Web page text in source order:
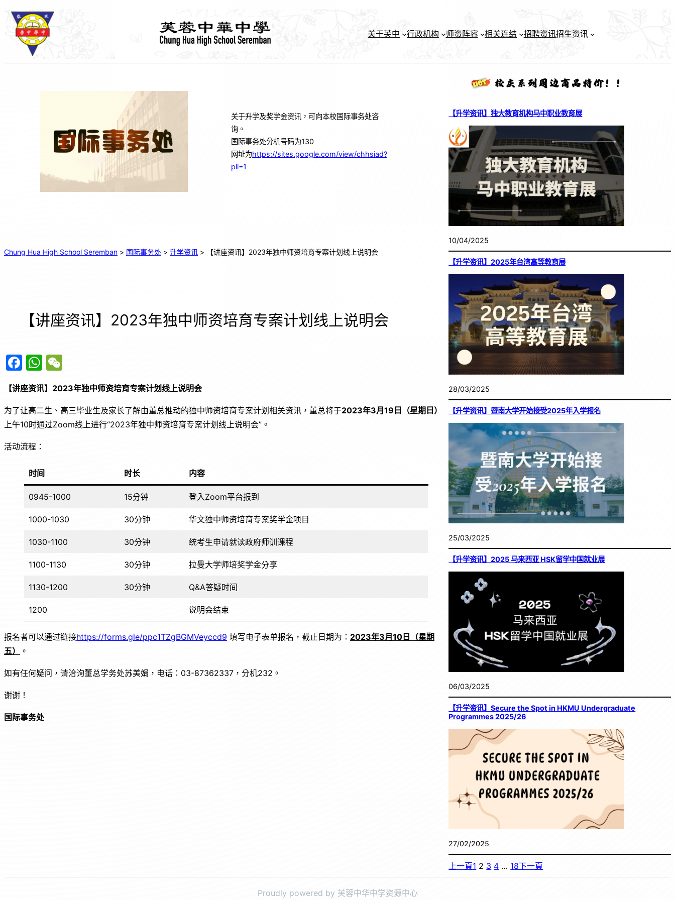
跳
关于芙中 行政机构 师资阵容 相关连结 招聘资讯招生资讯
关于升学及奖学金资讯，可向本校国际事务处咨
询。
国际事务处分机号码为130
网址为https://sites.google.com/view/chhsiad?
pli=1
Chung Hua High School Seremban > 国际事务处 > 升学资讯 > 【讲座资讯】2023年独中师资培育专案计划线上说明会
【讲座资讯】2023年独中师资培育专案计划线上说明会
F
a
c
e
b
o
k
W
at
s
A
C
h
at
【讲座资讯】 2023年独中师资培育专案计划线上说明会
为了让高二生、高三毕业生及家长了解由董总推动的独中师资培育专案计划相关资讯，董总将于2023年3月19 日（星期日）
上午10时通过Zoom线上进行“2023年独中师资培育专案计划线上说明会”。
活动流程：
时间 时长 内容
0945-1000 15分钟 登入Zoom平台报到
1000-1030 30分钟 华文独中师资培育专案奖学金项目
1030-1100 30分钟 统考生申请就读政府师训课程
1100-1130 30分钟 拉曼大学师培奖学金分享
1130-1200 30分钟 Q&A答疑时间
1200 说明会结束
报名者可以通过链接https://forms.gle/ppc1TZgBGMVeyccd9 填写电子表单报名，截止日期为： 2023年3月10日（星期
五）
。
如有任何疑问，请洽询董总学务处苏美娟，电话：03-87362337，分机232。
谢谢！
国际事务处
【升学资讯】独大教育机构马中职业教育展
10/04/2025
【升学资讯】2025年台湾高等教育展
28/03/2025
【升学资讯】暨南大学开始接受2025年入学报名
25/03/2025
【升学资讯】2025 马来西亚 HSK留学中国就业展
06/03/2025
【升学资讯】Secure the Spot in HKMU Undergraduate
Programmes 2025/26
27/02/2025
上一頁1 2 3 4 … 18下一頁
Proudly powered by 芙蓉中华中学资源中心